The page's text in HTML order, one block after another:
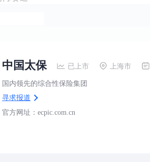
中国太保 已上市 上海市
国内领先的综合性保险集团
寻求报道
官方网址：ecpic.com.cn